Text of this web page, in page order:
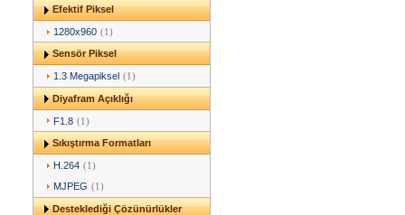
Efektif Piksel
1280x960 (1)
Sensör Piksel
1.3 Megapiksel (1)
Diyafram Açıklığı
F1.8 (1)
Sıkıştırma Formatları
H.264 (1)
MJPEG (1)
Desteklediği Çözünürlükler